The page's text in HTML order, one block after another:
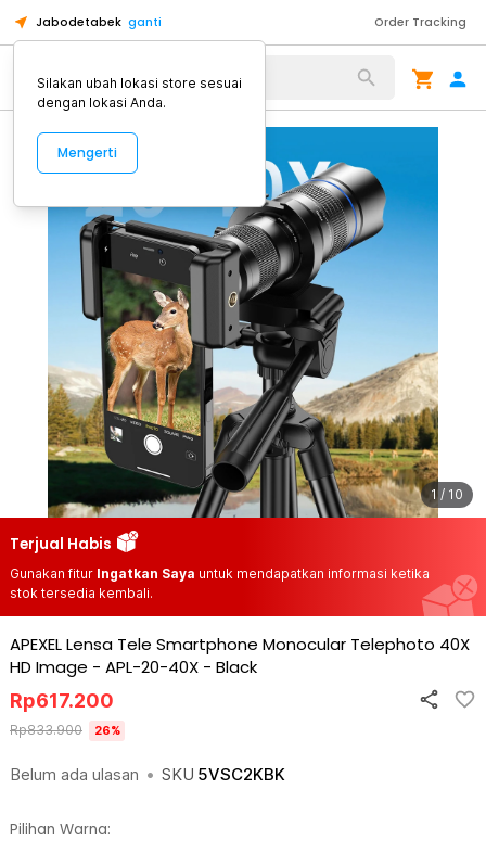
Jabodetabek ganti Order Tracking
Alat Kopi
1 / 10
Terjual Habis
Gunakan fitur Ingatkan Saya untuk mendapatkan informasi ketika
stok tersedia kembali.
APEXEL Lensa Tele Smartphone Monocular Telephoto 40X
HD Image - APL-20-40X - Black
Belum ada ulasan • SKU 5VSC2KBK
Rp617.200
Rp833.900 26%
Pilihan Warna:
Silakan ubah lokasi store sesuai
dengan lokasi Anda.
Mengerti